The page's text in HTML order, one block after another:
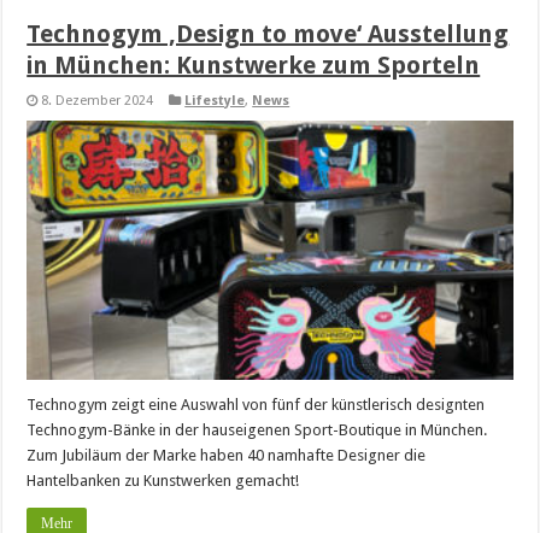
Technogym ‚Design to move‘ Ausstellung
in München: Kunstwerke zum Sporteln
8. Dezember 2024 Lifestyle, News
Technogym zeigt eine Auswahl von fünf der künstlerisch designten
Technogym-Bänke in der hauseigenen Sport-Boutique in München.
Zum Jubiläum der Marke haben 40 namhafte Designer die
Hantelbanken zu Kunstwerken gemacht!
Mehr